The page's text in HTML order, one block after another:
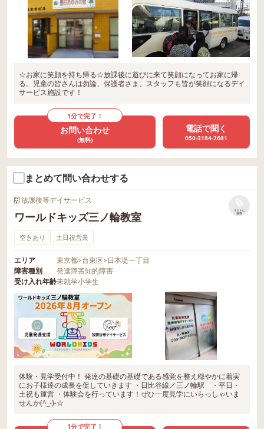
☆お家に笑顔を持ち帰る☆放課後に遊びに来て笑顔になってお家に帰
る。児童の皆さんは勿論、保護者さま、スタッフも皆が笑顔になるデイ
サービス施設です！
1分で完了！
お問い合わせ
(無料)
電話で聞く
050-3184-2681
まとめて問い合わせする
放課後等デイサービス
ワールドキッズ三ノ輪教室
リストに
保存
空きあり 土日祝営業
エリア 東京都>台東区>日本堤一丁目
障害種別
発達障害知的障害
受け入れ年齢未就学小学生
体験・見学受付中！ 発達の基礎の基礎である感覚を整え穏やかに着実
にお子様達の成長を促していきます ・日比谷線／三ノ輪駅 ・平日・
土祝も運営 ・体験会を行っています！ぜひ一度見学にいらっしゃいま
せんか(^_-)-☆
1分で完了！